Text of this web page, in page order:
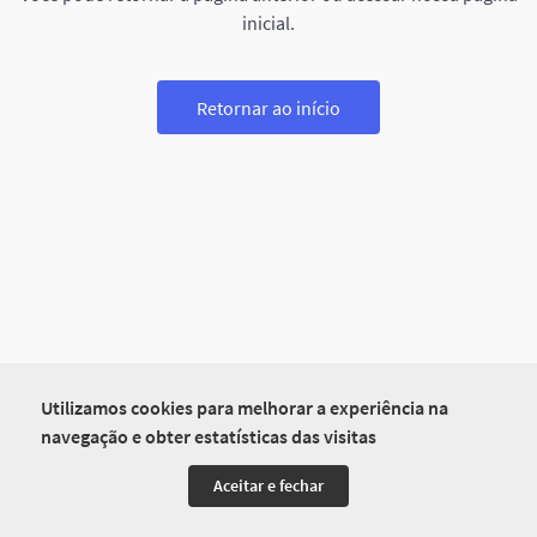
Utilizamos cookies para melhorar a experiência na
navegação e obter estatísticas das visitas
Aceitar e fechar
inicial.
Retornar ao início